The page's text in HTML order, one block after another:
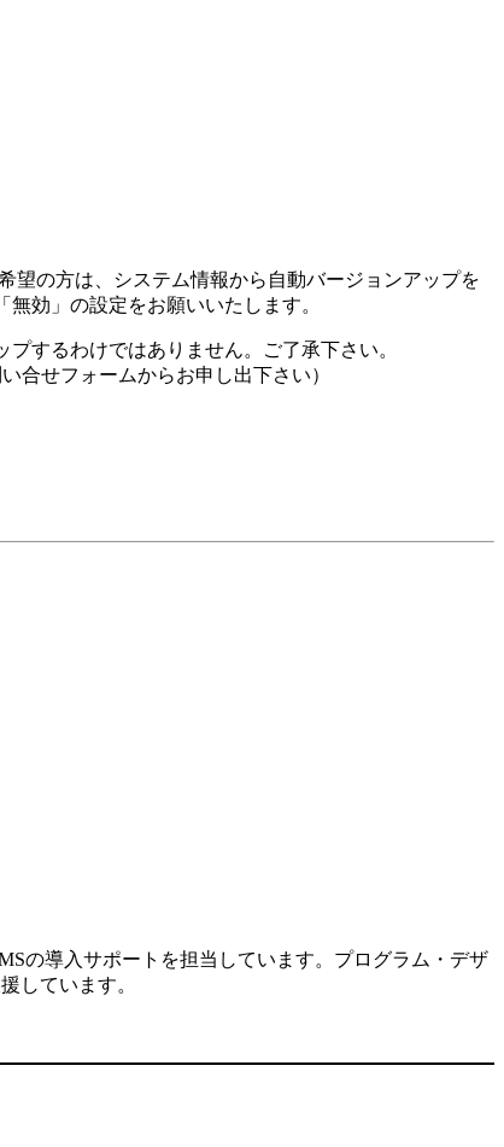
望の方は、システム情報から自動バージョンアップを
効」の設定をお願いいたします。
するわけではありません。ご了承下さい。
合せフォームからお申し出下さい）
の導入サポートを担当しています。プログラム・デザ
しています。